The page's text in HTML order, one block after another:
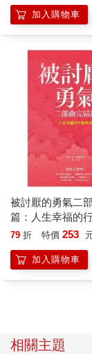
感到猶豫。若依
關係中生存是理
贏，不論言行，
罵。那樣的孩子
了成年、進入社
接受這般教養的
算是戀愛或婚姻
然而這不像其他
戀，也可能結了
白遭拒，就輸給
的人了。
兄弟姊妹的幸福
否則就算輸了。
話說回來，喜歡
才對。經常活在
也非贏不可，一
徬徨的理由隨處可
對戀愛或婚姻徬
情形，並不是因
加入購物車
被討厭的勇氣二
篇：人生幸福的
79 折 特價 253
加入購物車
相關主題